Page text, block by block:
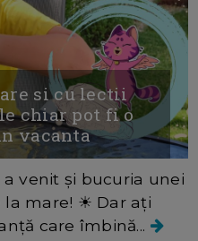
si cu lectii
chiar pot fi o
vacanta
a venit și bucuria unei
mare! ☀ Dar ați
care îmbină...